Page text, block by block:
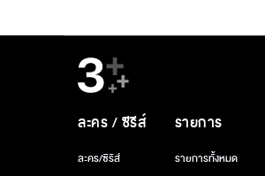
ละคร / ซีรีส์
ละคร/ซีรีส์
รายการ
รายการทั้งหมด